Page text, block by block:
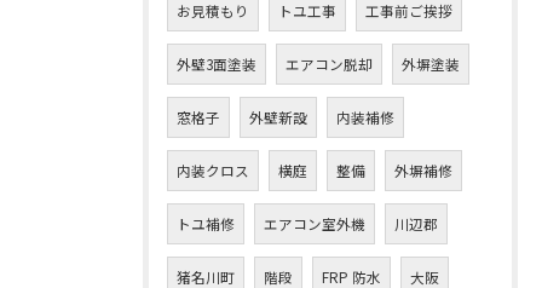
お見積もり トユ工事 工事前ご挨拶
外壁3面塗装 エアコン脱却 外塀塗装
窓格子 外壁新設 内装補修
内装クロス 横庭 整備 外塀補修
トユ補修 エアコン室外機 川辺郡
猪名川町 階段 FRP 防水 大阪